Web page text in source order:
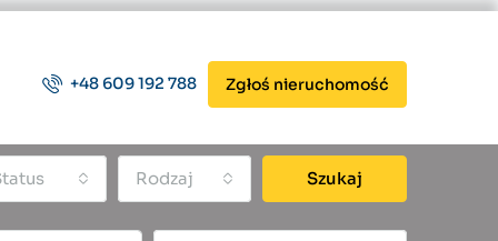
+48 609 192 788 Zgłoś nieruchomość
Rodzaj Szukaj